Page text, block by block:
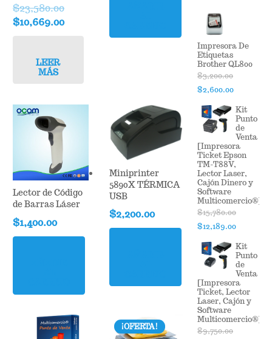
$23,580.00
Original
$23,580.00.
$10,669.00Current
LEER
MÁS
Lector de Código
de Barras Láser
$1,400.00
Miniprinter
5890X TÉRMICA
USB
$2,200.00
¡OFERTA!
was:
$23,580.00.
Impresora De
Etiquetas
Brother QL800
$3,200.00
Original
price
was:
$3,200.00.
$2,600.00Current
is:
$2,600.00.
Kit
Punto
de
Venta
[Impresora
Ticket Epson
TM-T88V,
Lector Laser,
Cajón Dinero y
Software
Multicomercio®]
$15,780.00
Original
price
was:
$15,780.00.
$12,189.00Current
is:
Kit
Punto
de
Venta
[Impresora
Ticket, Lector
Laser, Cajón y
Software
Multicomercio®]
$9,750.00